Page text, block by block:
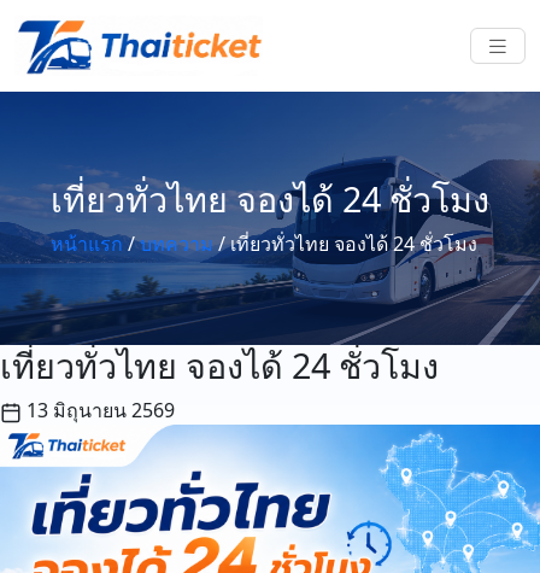
เที่ยวทั่วไทย จองได้ 24 ชั่วโมง
หน้าแรก/บทความ/เที่ยวทั่วไทย จองได้ 24 ชั่วโมง
เที่ยวทั่วไทย จองได้ 24 ชั่วโมง
13 มิถุนายน 2569